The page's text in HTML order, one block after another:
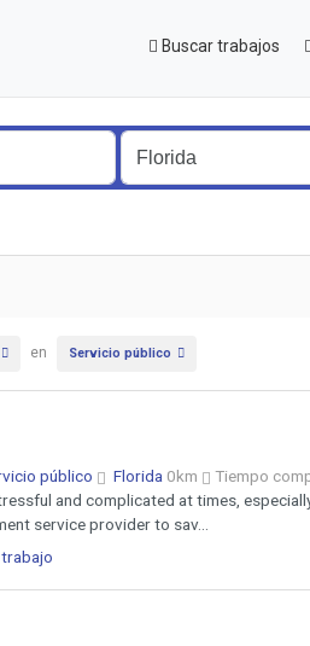
Buscar trabajos
en Servicio público
público Florida 0km Tiempo
and complicated at times,
service provider to sav...